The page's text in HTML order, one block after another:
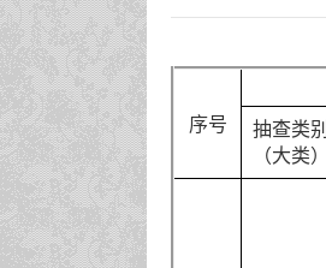
序号
抽查类别
（大类）